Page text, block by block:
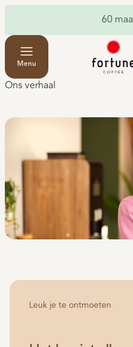
60 maanden gratis service
Menu
Ons verhaal
Leuk je te ontmoeten